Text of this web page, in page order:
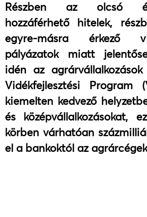
Részben az olcsó
hozzáférhető hitelek,
egyre-másra érkező
pályázatok miatt
idén az
Vidékfejlesztési Program
kiemelten kedvező
és középvállalkozásokat,
körben várhatóan
el a bankoktól az